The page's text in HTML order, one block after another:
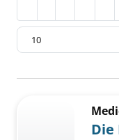
Zu den Suchfiltern
Die